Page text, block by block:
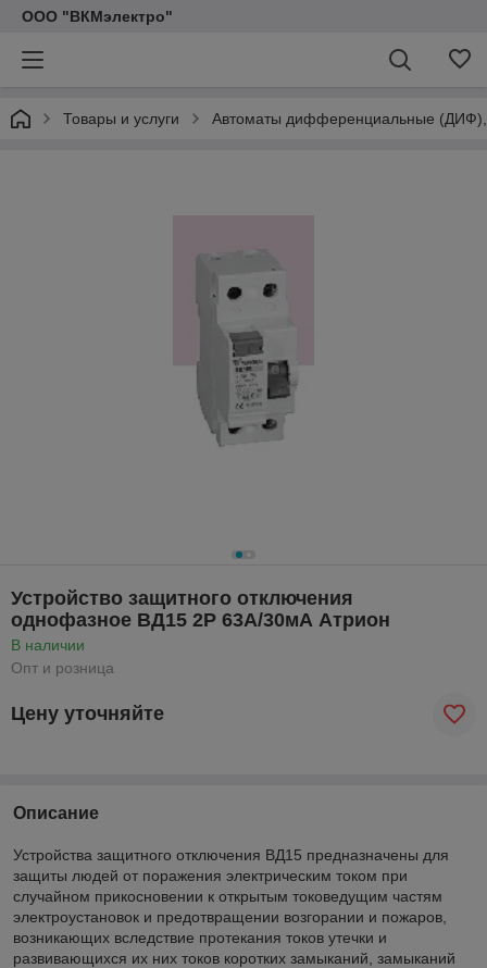
ООО "ВКМэлектро"
Товары и услуги Автоматы дифференциальные (ДИФ),
Устройство защитного отключения
однофазное ВД15 2Р 63А/30мА Атрион
В наличии
Опт и розница
Цену уточняйте
Описание
Устройства защитного отключения ВД15 предназначены для
защиты людей от поражения электрическим током при
случайном прикосновении к открытым токоведущим частям
электроустановок и предотвращении возгорании и пожаров,
возникающих вследствие протекания токов утечки и
развивающихся их них токов коротких замыканий, замыканий